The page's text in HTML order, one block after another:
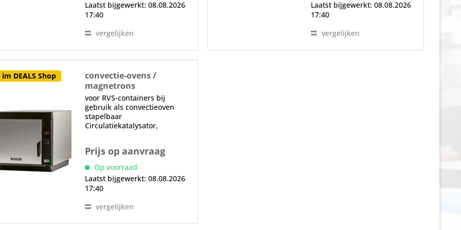
Laatst bijgewerkt: 08.08.2026
17:40
vergelijken
het menu,...
Laatst bijgewerkt: 08.08.2026
17:40
vergelijken
DEALS Shop
convectie-ovens /
magnetrons
JET 514V - VENTLESS High
Speed
voor RVS-containers bij
gebruik als convectieoven
stapelbaar
Circulatiekatalysator,
handvat elektronische controle
LC-scherm, 11
vermogensniveaus, USB-poort
voor het downloaden van...
Prijs op aanvraag
Op voorraad
Laatst bijgewerkt: 08.08.2026
17:40
vergelijken